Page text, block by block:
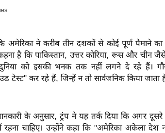
अमेरिका ने करीब तीन दशकों से कोई पूर्ण पैमाने का
है कि पाकिस्तान, उत्तर कोरिया, रूस और
को इसकी भनक तक नहीं लगने दे रहे हैं।
टेस्ट" कर रहे हैं, जिन्हें न तो सार्वजनिक किया जाता
के अनुसार, ट्रंप ने यह तर्क दिया कि अगर
रहना चाहिए। उन्होंने कहा कि "अमेरिका अकेला देश